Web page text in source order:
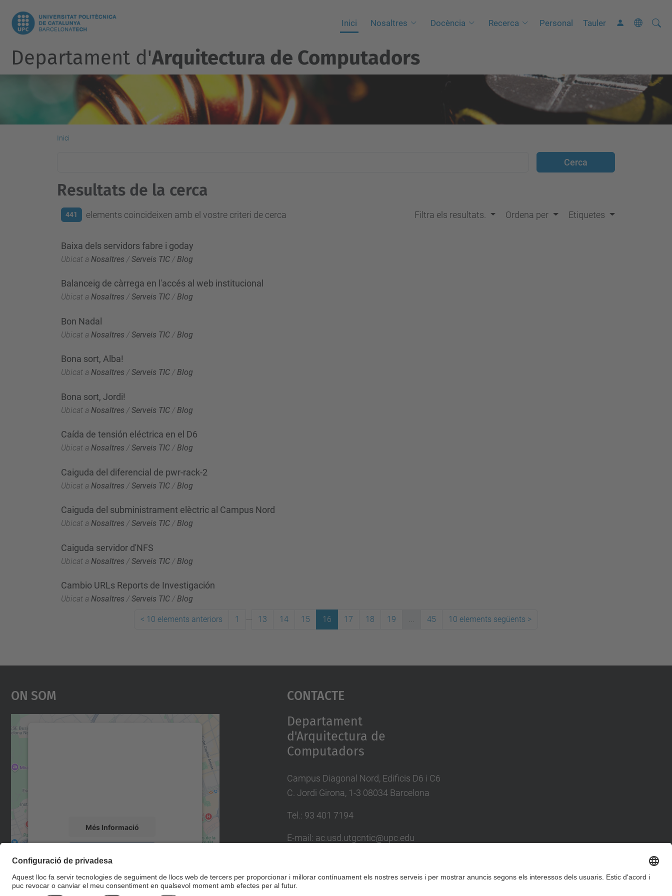
Inici Nosaltres Docència Recerca Personal Tauler Cerca
C
a
a
Departament d'Arquitectura de Computadors
Inici
Resultats de la cerca
441 elements coincideixen amb el vostre criteri de cerca Filtra els resultats. Ordena per Etiquetes
Baixa dels servidors fabre i goday
Ubicat a Nosaltres /Serveis TIC / Blog
Balanceig de càrrega en l'accés al web institucional
Ubicat a Nosaltres /Serveis TIC /Blog
Bon Nadal
Ubicat a Nosaltres /Serveis TIC / Blog
Bona sort, Alba!
Ubicat a Nosaltres /Serveis TIC /Blog
Bona sort, Jordi!
Ubicat a Nosaltres /Serveis TIC / Blog
Caída de tensión eléctrica en el D6
Ubicat a Nosaltres /Serveis TIC /Blog
Caiguda del diferencial de pwr-rack-2
Ubicat a Nosaltres /Serveis TIC / Blog
Caiguda del subministrament elèctric al Campus Nord
Ubicat a Nosaltres /Serveis TIC /Blog
Caiguda servidor d'NFS
Ubicat a Nosaltres /Serveis TIC / Blog
Cambio URLs Reports de Investigación
Ubicat a Nosaltres /Serveis TIC /Blog
< 10 elements anteriors 1 13 14 15 16 17 18 19 ... 45 10 elements següents >
On Som
Més Informació
Management Platform
Contacte
Departament
d'Arquitectura de
Computadors
Campus Diagonal Nord, Edificis D6 i C6
C. Jordi Girona, 1-3 08034 Barcelona
Tel.: 93 401 7194
E-mail: ac.usd.utgcntic@upc.edu
Formulari de contacte